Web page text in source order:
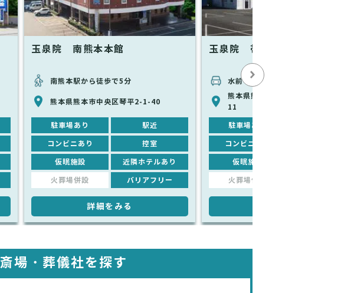
玉泉院 南熊本本館
南熊本駅から徒歩で5分
熊本県熊本市中央区琴平2-1-40
駐車場あり 駅近
コンビニあり 控室
仮眠施設 近隣ホテルあり
火葬場併設 バリアフリー
詳細をみる
玉泉院 帯山中央会館
水前寺駅から車で8分
熊本県熊本市中央区上水前寺２丁目
11
駐車場あり
コンビニあり
仮眠施設
火葬場併設
斎場・葬儀社を探す